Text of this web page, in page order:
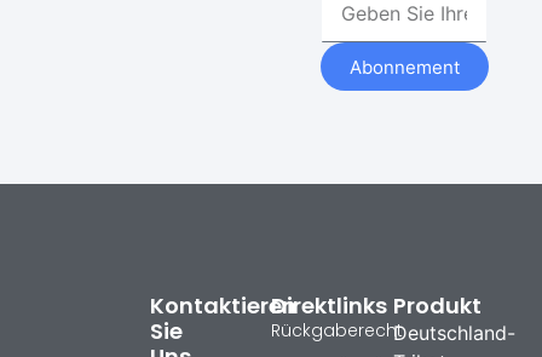
Abonnement
Produkt
Deutschland-
Direktlinks
Rückgaberecht
Kontaktieren
Sie